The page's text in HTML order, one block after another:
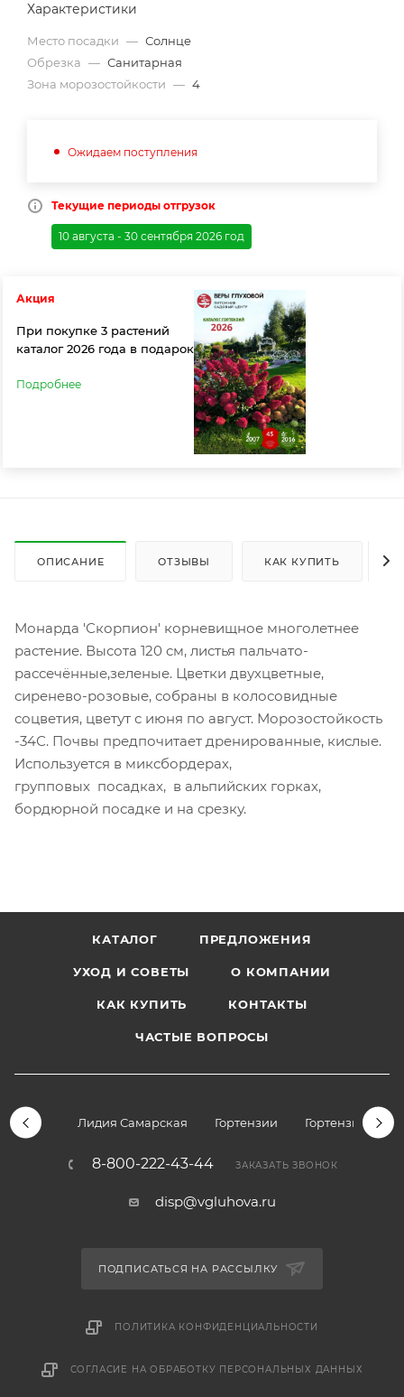
Характеристики
Место посадки — Солнце
Обрезка — Санитарная
Зона морозостойкости — 4
Ожидаем поступления
Текущие периоды отгрузок
10 августа - 30 сентября 2026 год
Акция
При покупке 3 растений
каталог 2026 года в подарок
Подробнее
ОПИСАНИЕ ОТЗЫВЫ КАК КУПИТЬ
Монарда 'Скорпион' корневищное многолетнее
растение. Высота 120 см, листья пальчато-
рассечённые,зеленые. Цветки двухцветные,
сиренево-розовые, собраны в колосовидные
соцветия, цветут с июня по август. Морозостойкость
-34С. Почвы предпочитает дренированные, кислые.
Используется в миксбордерах,
групповых посадках, в альпийских горках,
бордюрной посадке и на срезку.
КАТАЛОГ ПРЕДЛОЖЕНИЯ
УХОД И СОВЕТЫ О КОМПАНИИ
КАК КУПИТЬ КОНТАКТЫ
ЧАСТЫЕ ВОПРОСЫ
Лидия Самарская Гортензии Гортензии
8-800-222-43-44 ЗАКАЗАТЬ ЗВОНОК
disp@vgluhova.ru
ПОДПИСАТЬСЯ НА РАССЫЛКУ
ПОЛИТИКА КОНФИДЕНЦИАЛЬНОСТИ
СОГЛАСИЕ НА ОБРАБОТКУ ПЕРСОНАЛЬНЫХ ДАННЫХ